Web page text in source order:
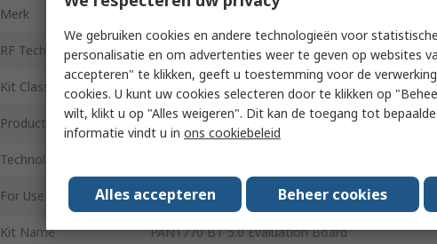
Merk
RF Technology Bluetooth
Kit Classification Bluetooth Development Tools, Development
Product Type Evaluation Board
Technology
For Use With nRF52840
Kit Name PAN1770 BT 5.0 Evaluation Board
We gebruiken cookies en andere technologieën voor
personalisatie en om advertenties weer te geven op websites
accepteren" te klikken, geeft u toestemming voor de
cookies. U kunt uw cookies selecteren door te klikken op
wilt, klikt u op "Alles weigeren". Dit kan de toegang tot
informatie vindt u in ons cookiebeleid
Alles accepteren Beheer cookies